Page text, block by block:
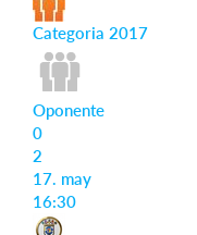
Categoria 2017
Oponente
0
2
17. may
16:30